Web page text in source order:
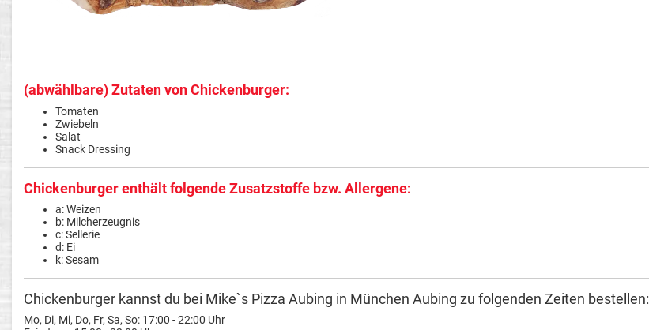
(abwählbare) Zutaten von Chickenburger:
Tomaten
Zwiebeln
Salat
Snack Dressing
Chickenburger enthält folgende Zusatzstoffe bzw. Allergene:
a: Weizen
b: Milcherzeugnis
c: Sellerie
d: Ei
k: Sesam
Chickenburger kannst du bei Mike`s Pizza Aubing in München Aubing zu folgenden Zeiten bestellen:
Mo, Di, Mi, Do, Fr, Sa, So: 17:00 - 22:00 Uhr